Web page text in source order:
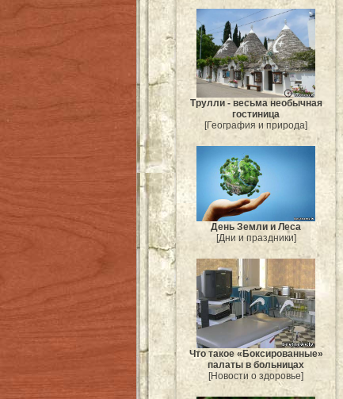
Трулли - весьма необычная
гостиница
[География и природа]
День Земли и Леса
[Дни и праздники]
Что такое «Боксированные»
палаты в больницах
[Новости о здоровье]